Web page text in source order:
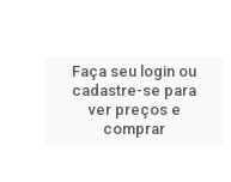
Faça seu login ou
cadastre-se para
ver preços e
comprar